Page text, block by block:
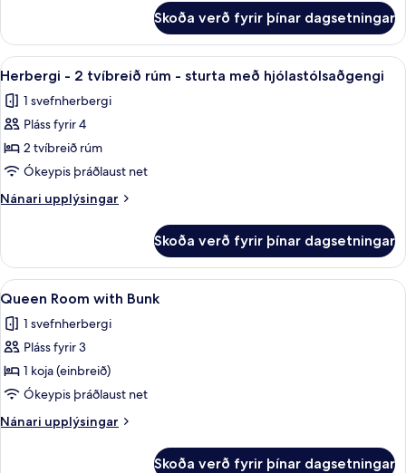
-
aðgengilegt
heyrnardaufum
-
tvíbreið
aðgengilegt
Skoða verð fyrir þínar dagsetningar
Skoða
allar
myndir
fyrir
Herbergi
-
2
tvíbreið
-
sturta
með
hjólastólsaðgengi
Rúmföt úr egypskri bómull, rúmföt
5
Herbergi - 2 tvíbreið rúm - sturta með hjólastólsaðgengi
1 svefnherbergi
Pláss fyrir 4
2 tvíbreið rúm
Ókeypis þráðlaust net
Nánari upplýsingar
Nánari
-
tvíbreið
sturta
hjólastólsaðgengi
Skoða verð fyrir þínar dagsetningar
Skoða
allar
myndir
fyrir
Queen
Room
with
Bunk
Rúmföt úr egypskri bómull, rúmföt
7
Queen Room with Bunk
1 svefnherbergi
Pláss fyrir 3
1 koja (einbreið)
Ókeypis þráðlaust net
Nánari upplýsingar
Nánari
Skoða verð fyrir þínar dagsetningar